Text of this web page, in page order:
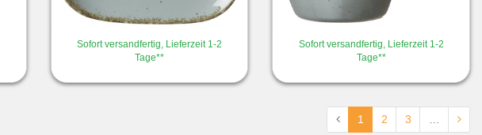
Sofort versandfertig, Lieferzeit 1-2
Tage**
Sofort versandfertig, Lieferzeit 1-2
Tage**
1 2 3